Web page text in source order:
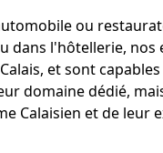
ou
dans l'hôtellerie, nos
et sont
domaine dédié,
Calaisien et de leur